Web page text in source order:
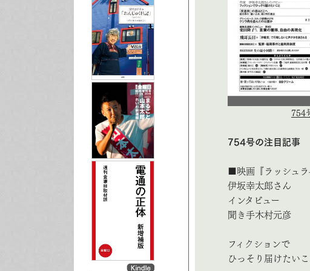
754
754号の注目記事
■映画『ラッシュ
伊坂幸太郎さん
インタビュー
聞き手木村元彦
フィクションで
ひっそり届けたいこ